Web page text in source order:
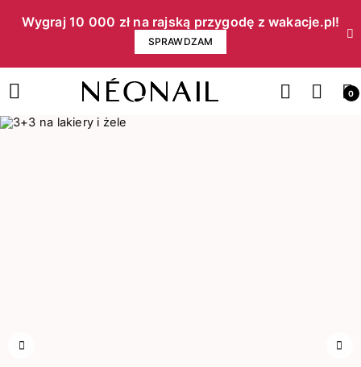
Wygraj 10 000 zł na rajską przygodę z wakacje.pl!​
SPRAWDZAM
0